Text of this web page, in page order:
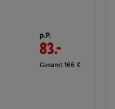
p.P.
83.-
Gesamt 166 €